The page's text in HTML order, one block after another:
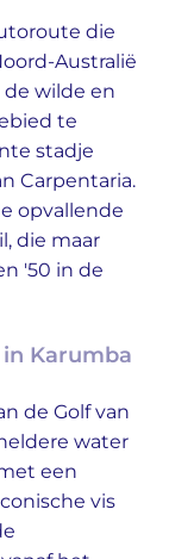
die
Australië
wilde en
te
stadje
Carpentaria.
opvallende
die maar
'50 in de
in Karumba
de Golf van
water
een
vis